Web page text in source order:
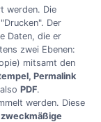
werden. Die
Der
Daten, die er
zwei Ebenen:
mitsamt den
Permalink
PDF.
werden. Diese